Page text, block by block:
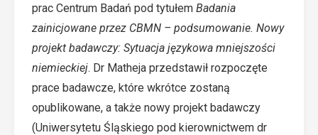
prac Centrum Badań pod tytułem Badania
zainicjowane przez CBMN – podsumowanie. Nowy
projekt badawczy: Sytuacja językowa mniejszości
niemieckiej. Dr Matheja przedstawił rozpoczęte
prace badawcze, które wkrótce zostaną
opublikowane, a także nowy projekt badawczy
(Uniwersytetu Śląskiego pod kierownictwem dr